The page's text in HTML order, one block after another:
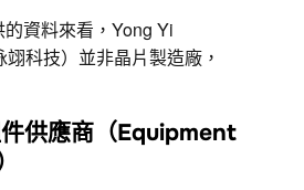
資料來看，Yong Yi
科技）並非晶片製造廠，
供應商（Equipment